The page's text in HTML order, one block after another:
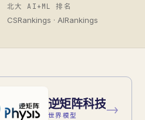
北大 AI+ML 排名
CSRankings · AIRankings
逆矩阵科技
世界模型 →